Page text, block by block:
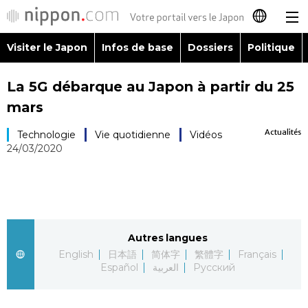
日本語
English
Русский
Visiter le Japon
Politique
Économie
Visiter le Japon Infos de base Dossiers Politique
La 5G débarque au Japon à partir du 25
mars
Actualités
Technologie Vie quotidienne
Vidéos
24/03/2020
Autres langues
English
日本語 简体字 繁體字
Français
Español
العربية Русский